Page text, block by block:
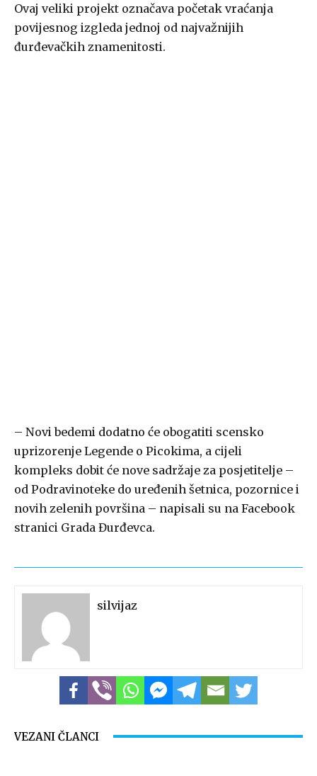
Ovaj veliki projekt označava početak vraćanja
povijesnog izgleda jednoj od najvažnijih
đurđevačkih znamenitosti.
– Novi bedemi dodatno će obogatiti scensko
uprizorenje Legende o Picokima, a cijeli
kompleks dobit će nove sadržaje za posjetitelje –
od Podravinoteke do uređenih šetnica, pozornice i
novih zelenih površina – napisali su na Facebook
stranici Grada Đurđevca.
silvijaz
VEZANI ČLANCI